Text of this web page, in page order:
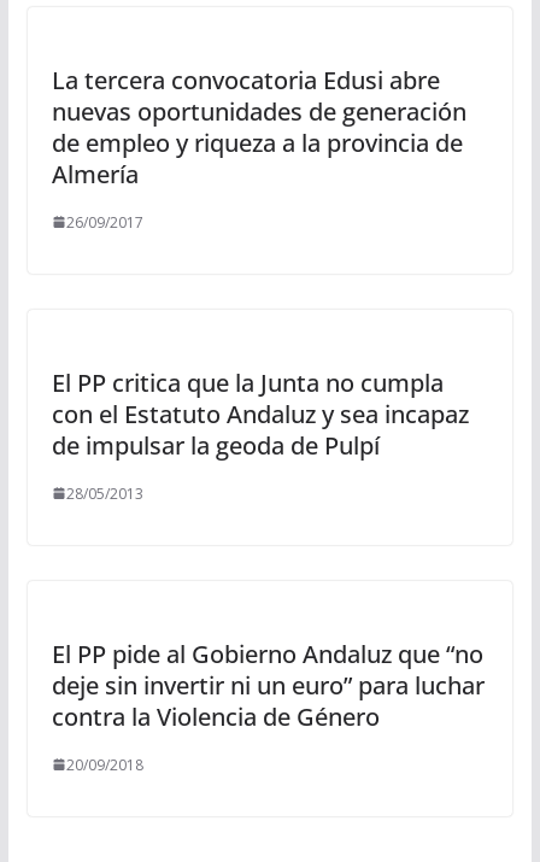
La tercera convocatoria Edusi abre
nuevas oportunidades de generación
de empleo y riqueza a la provincia de
Almería
26/09/2017
El PP critica que la Junta no cumpla
con el Estatuto Andaluz y sea incapaz
de impulsar la geoda de Pulpí
28/05/2013
El PP pide al Gobierno Andaluz que “no
deje sin invertir ni un euro” para luchar
contra la Violencia de Género
20/09/2018